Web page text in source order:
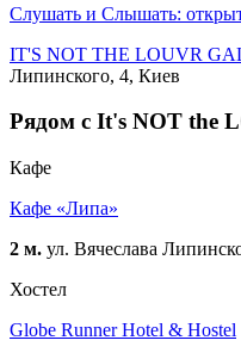
Слушать и Слышать:
IT'S NOT THE LOUVR
Липинского, 4, Киев
Рядом с It's NOT the
Кафе
Кафе «Липа»
2 м. ул. Вячеслава
Хостел
Globe Runner Hotel & Hostel